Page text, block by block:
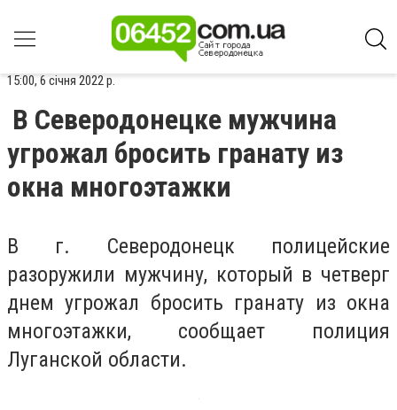
15:00, 6 січня 2022 р.
В Северодонецке мужчина
угрожал бросить гранату из
окна многоэтажки
В г. Северодонецк полицейские
разоружили мужчину, который в четверг
днем угрожал бросить гранату из окна
многоэтажки, сообщает полиция
Луганской области.